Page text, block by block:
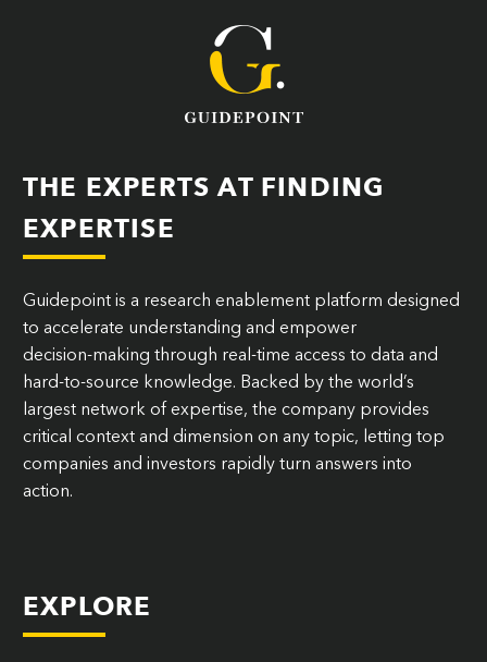
THE EXPERTS AT FINDING
EXPERTISE
Guidepoint is a research enablement platform designed
to accelerate understanding and empower
decision‑making through real-time access to data and
hard-to-source knowledge. Backed by the world’s
largest network of expertise, the company provides
critical context and dimension on any topic, letting top
companies and investors rapidly turn answers into
action.
EXPLORE